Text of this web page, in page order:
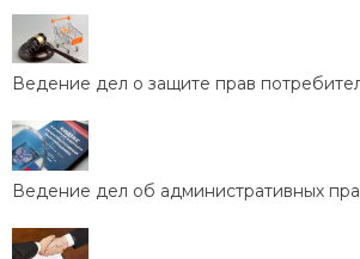
Ведение дел о защите прав
Ведение дел об административных